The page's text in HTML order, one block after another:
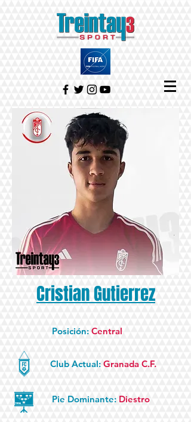
Cristian Gutierrez
Posición: Central
Club Actual: Granada C.F.
Pie Dominante: Diestro